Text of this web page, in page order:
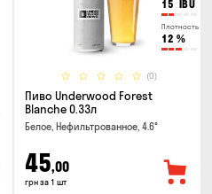
15 IBU
Плотность
12 %
(0)
Пиво Underwood Forest
Blanche 0.33л
Белое, Нефильтрованное, 4.6°
45,00
грн за 1 шт